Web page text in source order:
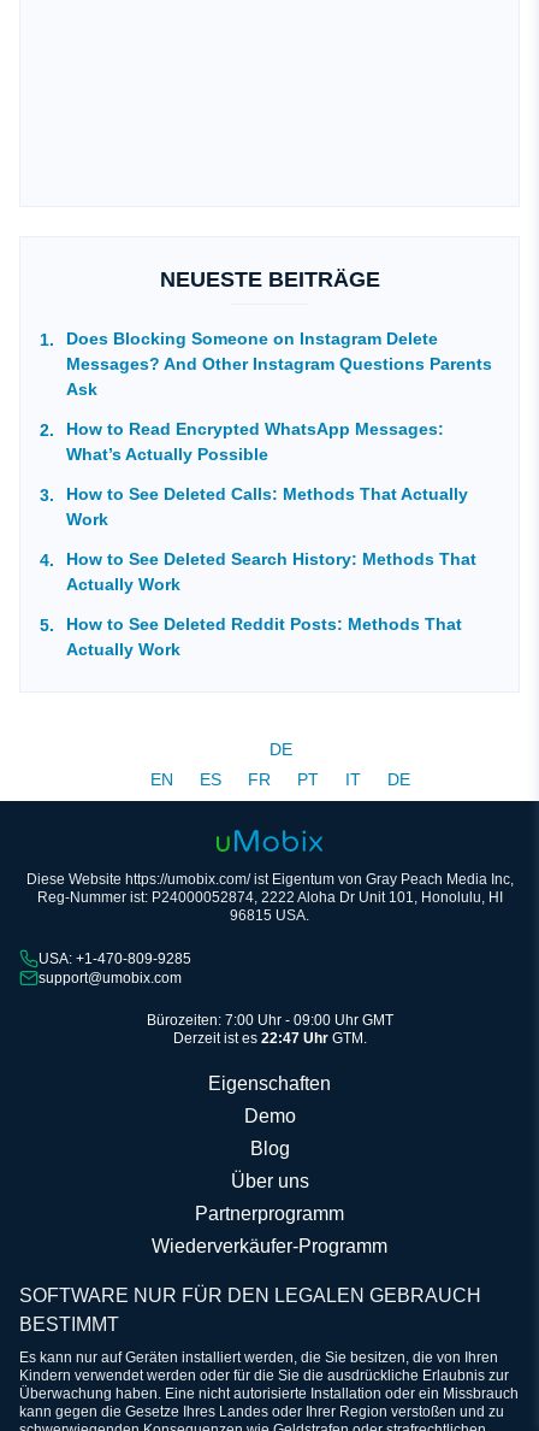
NEUESTE BEITRÄGE
Does Blocking Someone on Instagram Delete
Messages? And Other Instagram Questions Parents
Ask
How to Read Encrypted WhatsApp Messages:
What’s Actually Possible
How to See Deleted Calls: Methods That Actually
Work
How to See Deleted Search History: Methods That
Actually Work
How to See Deleted Reddit Posts: Methods That
Actually Work
DE
EN
ES FR PT IT DE
Diese Website https://umobix.com/ ist Eigentum von Gray Peach Media Inc,
Reg-Nummer ist: P24000052874, 2222 Aloha Dr Unit 101, Honolulu, HI
96815 USA.
USA: +1-470-809-9285
support@umobix.com
Bürozeiten: 7:00 Uhr - 09:00 Uhr GMT
Derzeit ist es 22:47 UhrGTM.
Eigenschaften
Demo
Blog
Über uns
Partnerprogramm
Wiederverkäufer-Programm
SOFTWARE NUR FÜR DEN LEGALEN GEBRAUCH
BESTIMMT
Es kann nur auf Geräten installiert werden, die Sie besitzen, die von Ihren
Kindern verwendet werden oder für die Sie die ausdrückliche Erlaubnis zur
Überwachung haben. Eine nicht autorisierte Installation oder ein Missbrauch
kann gegen die Gesetze Ihres Landes oder Ihrer Region verstoßen und zu